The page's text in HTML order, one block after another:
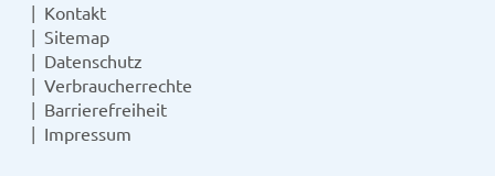
Kontakt
Sitemap
Datenschutz
Verbraucherrechte
Barrierefreiheit
Impressum